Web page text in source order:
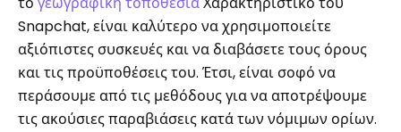
Snapchat, είναι καλύτερο να χρησιμοποιείτε
αξιόπιστες συσκευές και να διαβάσετε τους όρους
και τις προϋποθέσεις του. Έτσι, είναι σοφό να
περάσουμε από τις μεθόδους για να αποτρέψουμε
τις ακούσιες παραβιάσεις κατά των νόμιμων ορίων.